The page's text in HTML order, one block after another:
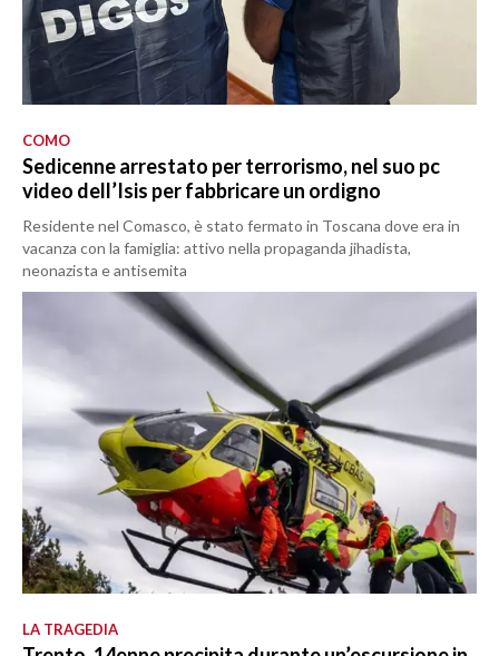
COMO
Sedicenne arrestato per terrorismo, nel suo pc
video dell’Isis per fabbricare un ordigno
Residente nel Comasco, è stato fermato in Toscana dove era in
vacanza con la famiglia: attivo nella propaganda jihadista,
neonazista e antisemita
LA TRAGEDIA